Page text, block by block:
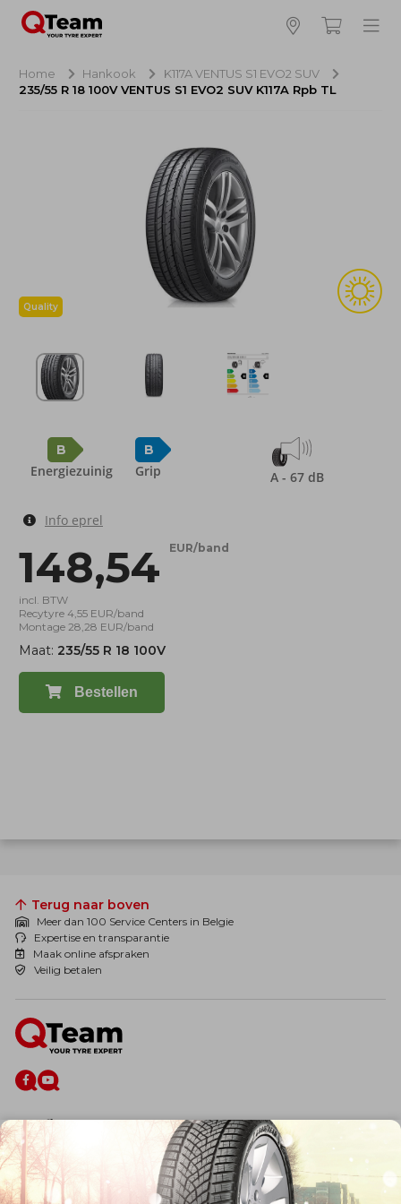
Hoeveel banden wilt u bestellen?
Totaal inclusief BTW:
Bestellen
Annuleren
Home Hankook
K117A VENTUS S1 EVO2 SUV
235/55 R 18 100V VENTUS S1 EVO2 SUV K117A Rpb TL
Quality
B
Energiezuinig
B
Grip A - 67 dB
Info eprel
148,54 EUR/band
incl. BTW
Recytyre 4,55 EUR/band
Montage 28,28 EUR/band
Maat: 235/55 R 18 100V
Bestellen
Terug naar boven
Meer dan 100 Service Centers in Belgie
Expertise en transparantie
Maak online afspraken
Veilig betalen
De firma
Wie zijn wij?
Blog
Onze dienstverlening